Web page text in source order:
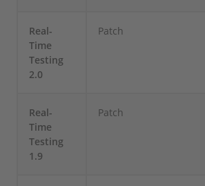
Real-
Time
Testing
2.0
Patch
Real-
Time
Testing
1.9
Patch